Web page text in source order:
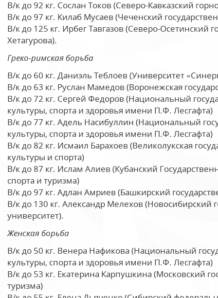
В/к до 92 кг. Сослан Токов (Северо-Кавказский
В/к до 97 кг. Килаб Мусаев (Чеченский
В/к до 125 кг. Ирбег Тавгазов (Северо-Осетинский
Хетагурова).
Греко-римская борьба
В/к до 60 кг. Даниэль Теблоев (Университет
В/к до 63 кг. Руслан Мамедов (Воронежская
В/к до 72 кг. Сергей Федоров (Национальный
культуры, спорта и здоровья имени П.Ф. Лесгафта)
В/к до 77 кг. Адель Насибуллин (Национальный
культуры, спорта и здоровья имени П.Ф. Лесгафта)
В/к до 82 кг. Исмаил Барахоев (Великолукская
культуры и спорта)
В/к до 87 кг. Ислам Алиев (Кубанский
спорта и туризма)
В/к до 97 кг. Адлан Амриев (Башкирский
В/к до 130 кг. Александр Мелехов (Новосибирский
университет).
Женская борьба
В/к до 50 кг. Венера Нафикова (Национальный
культуры, спорта и здоровья имени П.Ф. Лесгафта)
В/к до 53 кг. Екатерина Карпушкина (Московский
туризма)